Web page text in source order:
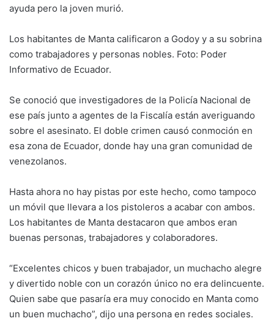
ayuda pero la joven murió.
Los habitantes de Manta calificaron a Godoy y a su sobrina
como trabajadores y personas nobles. Foto: Poder
Informativo de Ecuador.
Se conoció que investigadores de la Policía Nacional de
ese país junto a agentes de la Fiscalía están averiguando
sobre el asesinato. El doble crimen causó conmoción en
esa zona de Ecuador, donde hay una gran comunidad de
venezolanos.
Hasta ahora no hay pistas por este hecho, como tampoco
un móvil que llevara a los pistoleros a acabar con ambos.
Los habitantes de Manta destacaron que ambos eran
buenas personas, trabajadores y colaboradores.
“Excelentes chicos y buen trabajador, un muchacho alegre
y divertido noble con un corazón único no era delincuente.
Quien sabe que pasaría era muy conocido en Manta como
un buen muchacho”, dijo una persona en redes sociales.